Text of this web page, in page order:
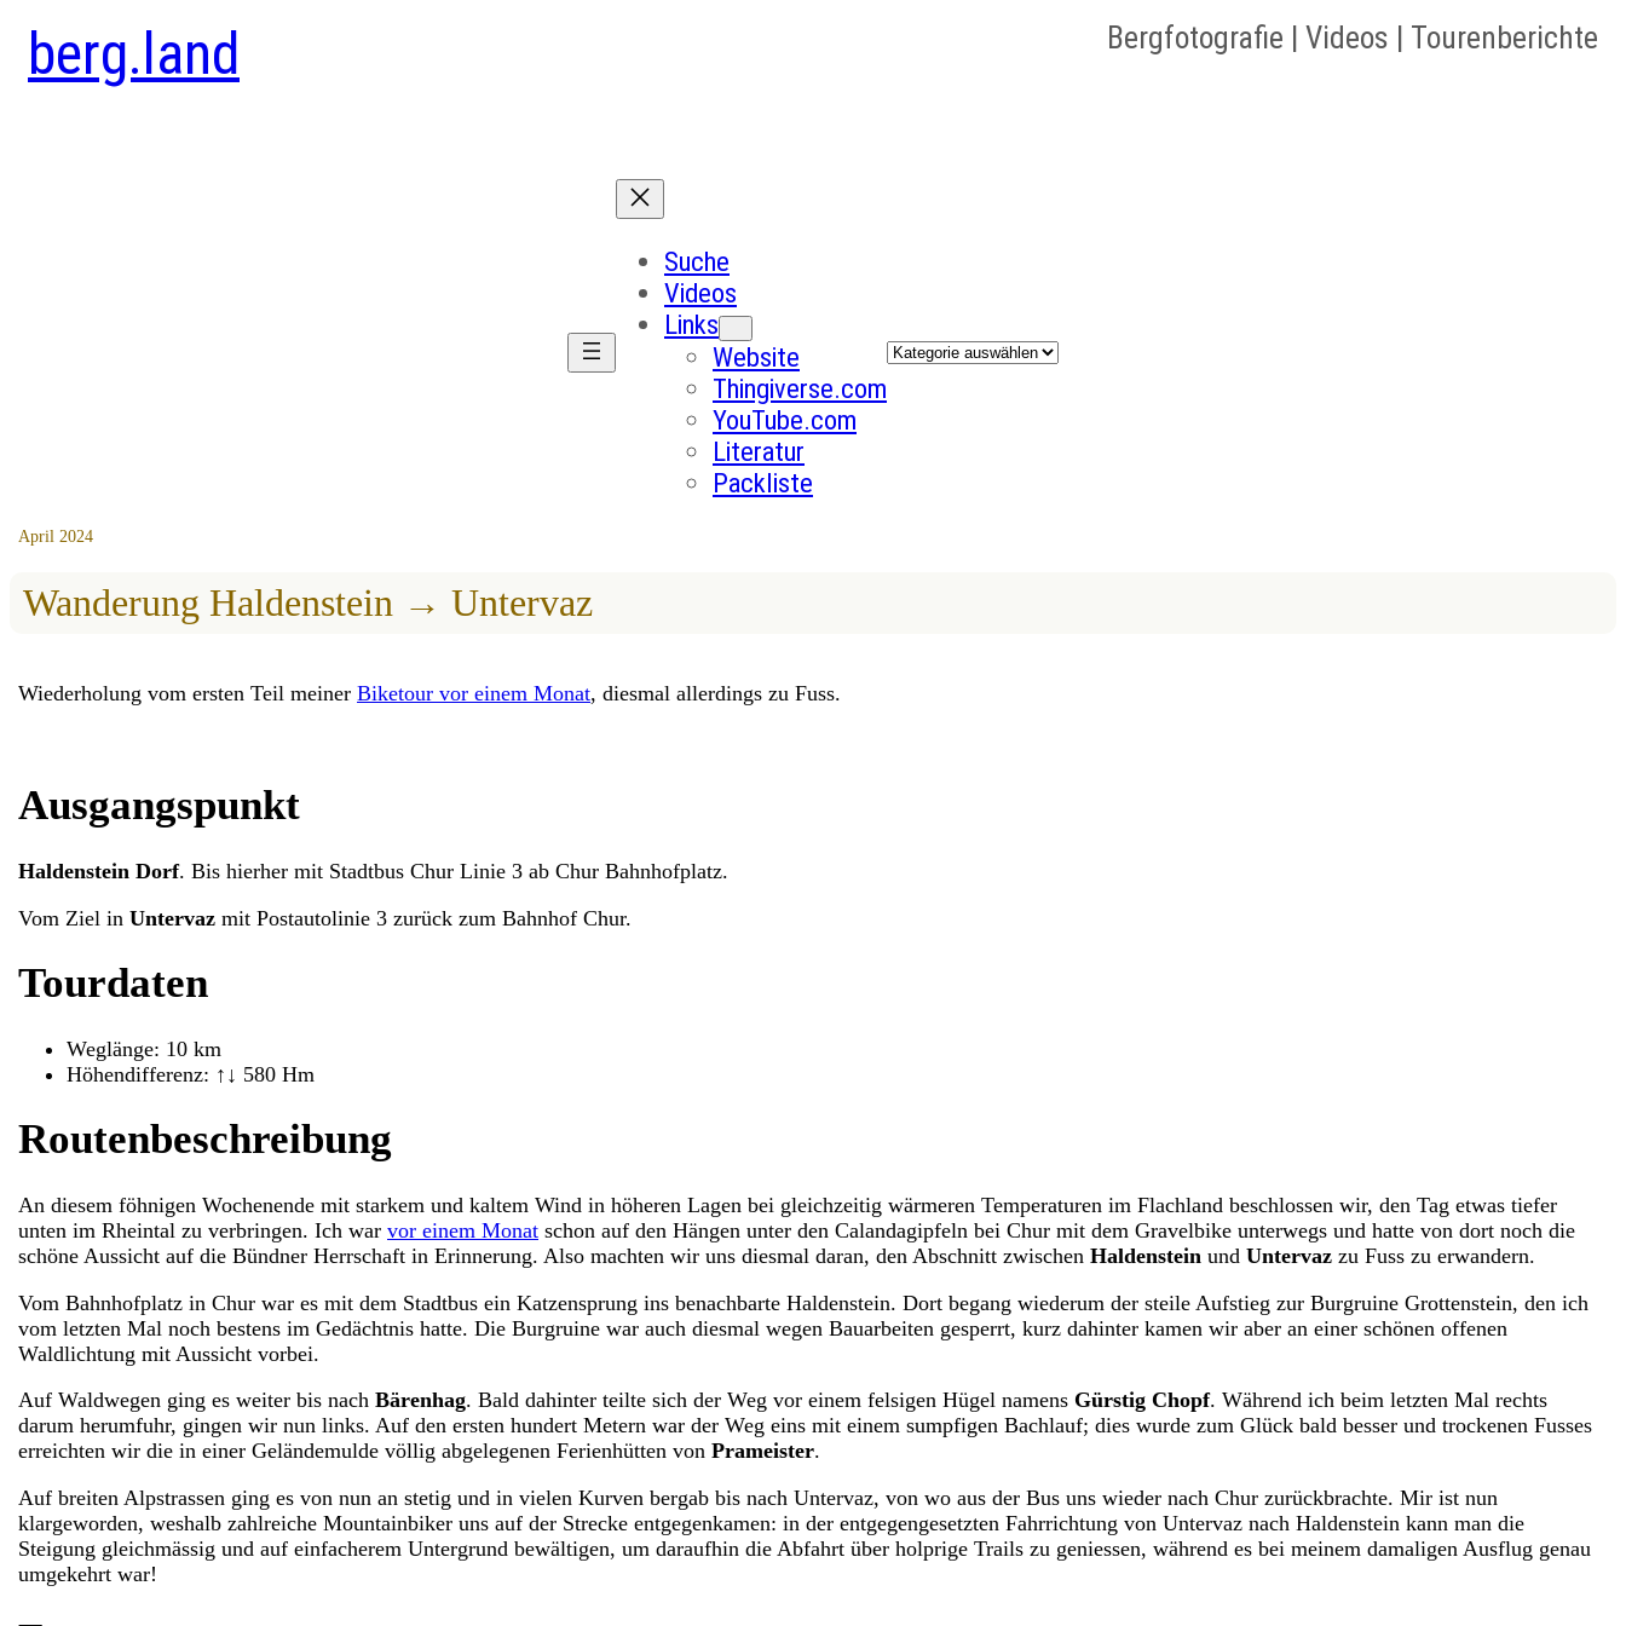
berg.land Bergfotografie | Videos | Tourenberichte
Suche
Videos
Links
Website
Thingiverse.com
YouTube.com
Literatur
Packliste
Kategorien
April 2024
Wanderung Haldenstein → Untervaz
Wiederholung vom ersten Teil meinerBiketour vor einem Monat, diesmal allerdings zu Fuss.
Ausgangspunkt
Haldenstein Dorf. Bis hierher mit Stadtbus Chur Linie 3 ab Chur Bahnhofplatz.
Vom Ziel inUntervaz mit Postautolinie 3 zurück zum Bahnhof Chur.
Tourdaten
Weglänge: 10 km
Höhendifferenz: ↑↓ 580 Hm
Routenbeschreibung
An diesem föhnigen Wochenende mit starkem und kaltem Wind in höheren Lagen bei gleichzeitig wärmeren Temperaturen im Flachland beschlossen wir, den Tag etwas tiefer
unten im Rheintal zu verbringen. Ich warvor einem Monat schon auf den Hängen unter den Calandagipfeln bei Chur mit dem Gravelbike unterwegs und hatte von dort noch die
schöne Aussicht auf die Bündner Herrschaft in Erinnerung. Also machten wir uns diesmal daran, den Abschnitt zwischenHaldenstein undUntervaz zu Fuss zu erwandern.
Vom Bahnhofplatz in Chur war es mit dem Stadtbus ein Katzensprung ins benachbarte Haldenstein. Dort begang wiederum der steile Aufstieg zur Burgruine Grottenstein, den ich
vom letzten Mal noch bestens im Gedächtnis hatte. Die Burgruine war auch diesmal wegen Bauarbeiten gesperrt, kurz dahinter kamen wir aber an einer schönen offenen
Waldlichtung mit Aussicht vorbei.
Auf Waldwegen ging es weiter bis nachBärenhag. Bald dahinter teilte sich der Weg vor einem felsigen Hügel namens Gürstig Chopf. Während ich beim letzten Mal rechts
darum herumfuhr, gingen wir nun links. Auf den ersten hundert Metern war der Weg eins mit einem sumpfigen Bachlauf; dies wurde zum Glück bald besser und trockenen Fusses
erreichten wir die in einer Geländemulde völlig abgelegenen Ferienhütten vonPrameister.
Auf breiten Alpstrassen ging es von nun an stetig und in vielen Kurven bergab bis nach Untervaz, von wo aus der Bus uns wieder nach Chur zurückbrachte. Mir ist nun
klargeworden, weshalb zahlreiche Mountainbiker uns auf der Strecke entgegenkamen: in der entgegengesetzten Fahrrichtung von Untervaz nach Haldenstein kann man die
Steigung gleichmässig und auf einfacherem Untergrund bewältigen, um daraufhin die Abfahrt über holprige Trails zu geniessen, während es bei meinem damaligen Ausflug genau
umgekehrt war!